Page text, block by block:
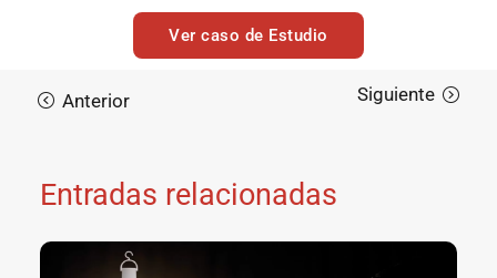
Ver caso de Estudio
Entradas relacionadas